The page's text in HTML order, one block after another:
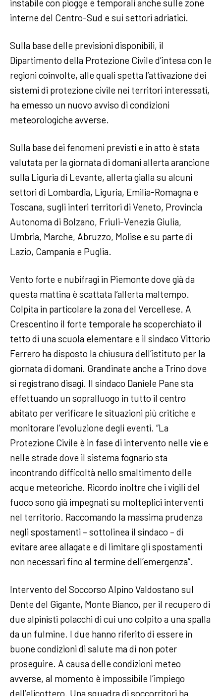
instabile con piogge e temporali anche sulle zone
interne del Centro-Sud e sui settori adriatici.
Sulla base delle previsioni disponibili, il
Dipartimento della Protezione Civile d’intesa con le
regioni coinvolte, alle quali spetta l’attivazione dei
sistemi di protezione civile nei territori interessati,
ha emesso un nuovo avviso di condizioni
meteorologiche avverse.
Sulla base dei fenomeni previsti e in atto è stata
valutata per la giornata di domani allerta arancione
sulla Liguria di Levante, allerta gialla su alcuni
settori di Lombardia, Liguria, Emilia-Romagna e
Toscana, sugli interi territori di Veneto, Provincia
Autonoma di Bolzano, Friuli-Venezia Giulia,
Umbria, Marche, Abruzzo, Molise e su parte di
Lazio, Campania e Puglia.
Vento forte e nubifragi in Piemonte dove già da
questa mattina è scattata l’allerta maltempo.
Colpita in particolare la zona del Vercellese. A
Crescentino il forte temporale ha scoperchiato il
tetto di una scuola elementare e il sindaco Vittorio
Ferrero ha disposto la chiusura dell’istituto per la
giornata di domani. Grandinate anche a Trino dove
si registrano disagi. Il sindaco Daniele Pane sta
effettuando un sopralluogo in tutto il centro
abitato per verificare le situazioni più critiche e
monitorare l’evoluzione degli eventi. “La
Protezione Civile è in fase di intervento nelle vie e
nelle strade dove il sistema fognario sta
incontrando difficoltà nello smaltimento delle
acque meteoriche. Ricordo inoltre che i vigili del
fuoco sono già impegnati su molteplici interventi
nel territorio. Raccomando la massima prudenza
negli spostamenti – sottolinea il sindaco – di
evitare aree allagate e di limitare gli spostamenti
non necessari fino al termine dell’emergenza”.
Intervento del Soccorso Alpino Valdostano sul
Dente del Gigante, Monte Bianco, per il recupero di
due alpinisti polacchi di cui uno colpito a una spalla
da un fulmine. I due hanno riferito di essere in
buone condizioni di salute ma di non poter
proseguire. A causa delle condizioni meteo
avverse, al momento è impossibile l’impiego
dell’elicottero. Una squadra di soccorritori ha